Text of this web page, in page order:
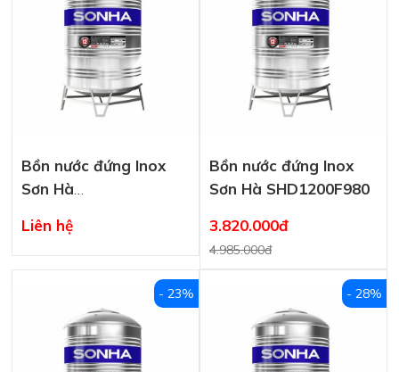
Bồn nước đứng Inox
Sơn Hà
Liên hệ
Bồn nước đứng Inox
Sơn Hà SHD1200F980
3.820.000đ
4.985.000đ
- 23% - 28%